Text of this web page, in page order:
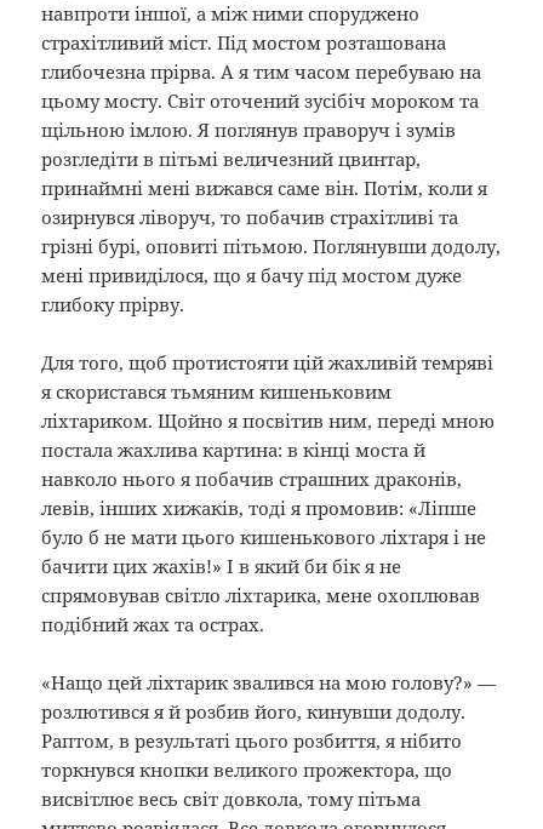
навпроти іншої, а між ними споруджено
страхітливий міст. Під мостом розташована
глибочезна прірва. А я тим часом перебуваю на
цьому мосту. Світ оточений зусібіч мороком та
щільною імлою. Я поглянув праворуч і зумів
розгледіти в пітьмі величезний цвинтар,
принаймні мені вижався саме він. Потім, коли я
озирнувся ліворуч, то побачив страхітливі та
грізні бурі, оповиті пітьмою. Поглянувши додолу,
мені привиділося, що я бачу під мостом дуже
глибоку прірву.
Для того, щоб протистояти цій жахливій темряві
я скористався тьмяним кишеньковим
ліхтариком. Щойно я посвітив ним, переді мною
постала жахлива картина: в кінці моста й
навколо нього я побачив страшних драконів,
левів, інших хижаків, тоді я промовив: «Ліпше
було б не мати цього кишенькового ліхтаря і не
бачити цих жахів!» І в який би бік я не
спрямовував світло ліхтарика, мене охоплював
подібний жах та острах.
«Нащо цей ліхтарик звалився на мою голову?» —
розлютився я й розбив його, кинувши додолу.
Раптом, в результаті цього розбиття, я нібито
торкнувся кнопки великого прожектора, що
висвітлює весь світ довкола, тому пітьма